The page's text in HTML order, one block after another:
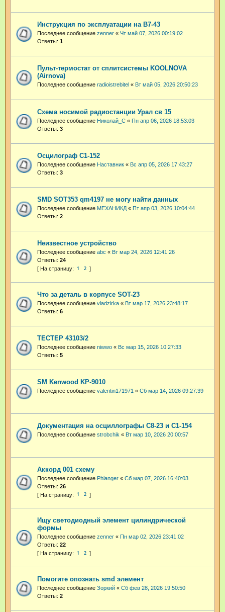
Инструкция по эксплуатации на В7-43
Последнее сообщение zenner « Чт май 07, 2026 00:19:02
Ответы: 1
Пульт-термостат от сплитсистемы KOOLNOVA
(Airnova)
Последнее сообщение radioistrebitel « Вт май 05, 2026 20:50:23
Схема носимой радиостанции Урал св 15
Последнее сообщение Николай_С « Пн апр 06, 2026 18:53:03
Ответы: 3
Осцилограф С1-152
Последнее сообщение Наставник « Вс апр 05, 2026 17:43:27
Ответы: 3
SMD SOT353 qm4197 не могу найти данных
Последнее сообщение МЕХАНИКД « Пт апр 03, 2026 10:04:44
Ответы: 2
Неизвестное устройство
Последнее сообщение abc « Вт мар 24, 2026 12:41:26
Ответы: 24
1 2
Что за деталь в корпусе SOT-23
Последнее сообщение vladzirka « Вт мар 17, 2026 23:48:17
Ответы: 6
ТЕСТЕР 43103/2
Последнее сообщение niwwo « Вс мар 15, 2026 10:27:33
Ответы: 5
SM Kenwood KP-9010
Последнее сообщение valentin171971 « Сб мар 14, 2026 09:27:39
Документация на осциллографы С8-23 и С1-154
Последнее сообщение strobchik « Вт мар 10, 2026 20:00:57
Аккорд 001 схему
Последнее сообщение Phlanger « Сб мар 07, 2026 16:40:03
Ответы: 26
1 2
Ищу светодиодный элемент цилиндрической
формы
Последнее сообщение zenner « Пн мар 02, 2026 23:41:02
Ответы: 22
1 2
Помогите опознать smd элемент
Последнее сообщение Зоркий « Сб фев 28, 2026 19:50:50
Ответы: 2